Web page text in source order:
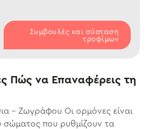
Συμβουλές και σύσταση
τροφίμων
Πώς να Επαναφέρεις τη
– Ζωγράφου Οι ορμόνες είναι
σώματος που ρυθμίζουν τα